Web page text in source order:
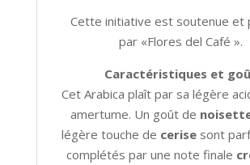
Cette initiative est soutenue et
par «Flores del Café ».
Caractéristiques et
Cet Arabica plaît par sa légère
amertume. Un goût de
légère touche de cerisesont
complétés par une note finale